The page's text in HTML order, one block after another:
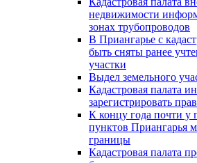
недвижимости
зонах трубопроводов
В Приангарье с
быть сняты ранее
участки
Выдел земельного
Кадастровая палата
зарегистрировать
К концу года почти у
пунктов Приангарья
границы
Кадастровая палата